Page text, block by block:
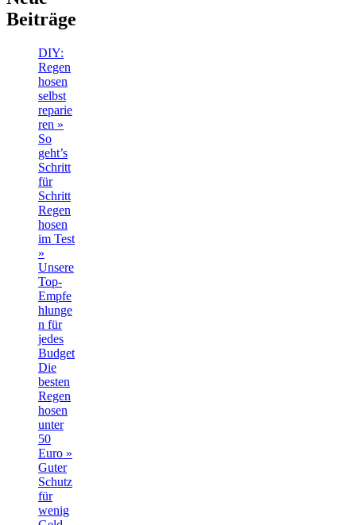
Beiträge
DIY:
Regen
hosen
selbst
reparie
ren »
So
geht’s
Schritt
für
Schritt
Regen
hosen
im Test
»
Unsere
Top-
Empfe
hlunge
n für
jedes
Budget
Die
besten
Regen
hosen
unter
50
Euro »
Guter
Schutz
für
wenig